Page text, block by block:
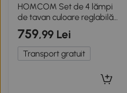
HOMCOM Set de 4 lămpi
de tavan culoare reglabilă
cu comutator DIP și de
perete
3000K/4000K/6000K
60x30x3,7 cm Alb
759,99 Lei
Transport gratuit